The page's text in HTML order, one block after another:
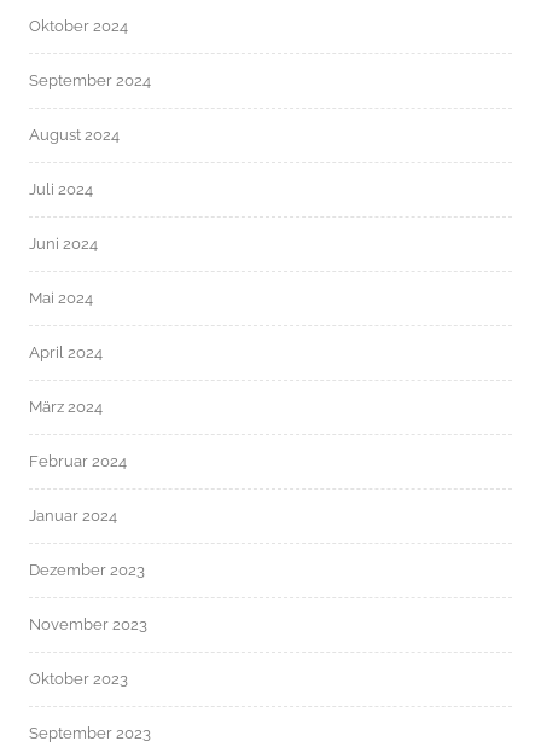
Oktober 2024
September 2024
August 2024
Juli 2024
Juni 2024
Mai 2024
April 2024
März 2024
Februar 2024
Januar 2024
Dezember 2023
November 2023
Oktober 2023
September 2023